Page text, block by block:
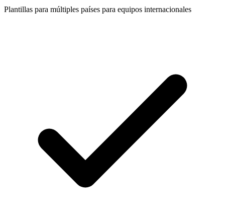
Plantillas para múltiples países para equipos internacionales